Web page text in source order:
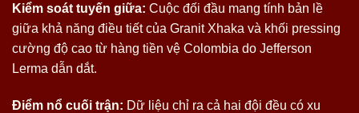
Kiểm soát tuyến giữa: Cuộc đối đầu mang tính bản lề
giữa khả năng điều tiết của Granit Xhaka và khối pressing
cường độ cao từ hàng tiền vệ Colombia do Jefferson
Lerma dẫn dắt.
Điểm nổ cuối trận: Dữ liệu chỉ ra cả hai đội đều có xu